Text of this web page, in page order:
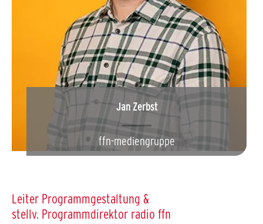
Jan Zerbst
ffn-mediengruppe
Leiter Programmgestaltung &
stellv. Programmdirektor radio ffn